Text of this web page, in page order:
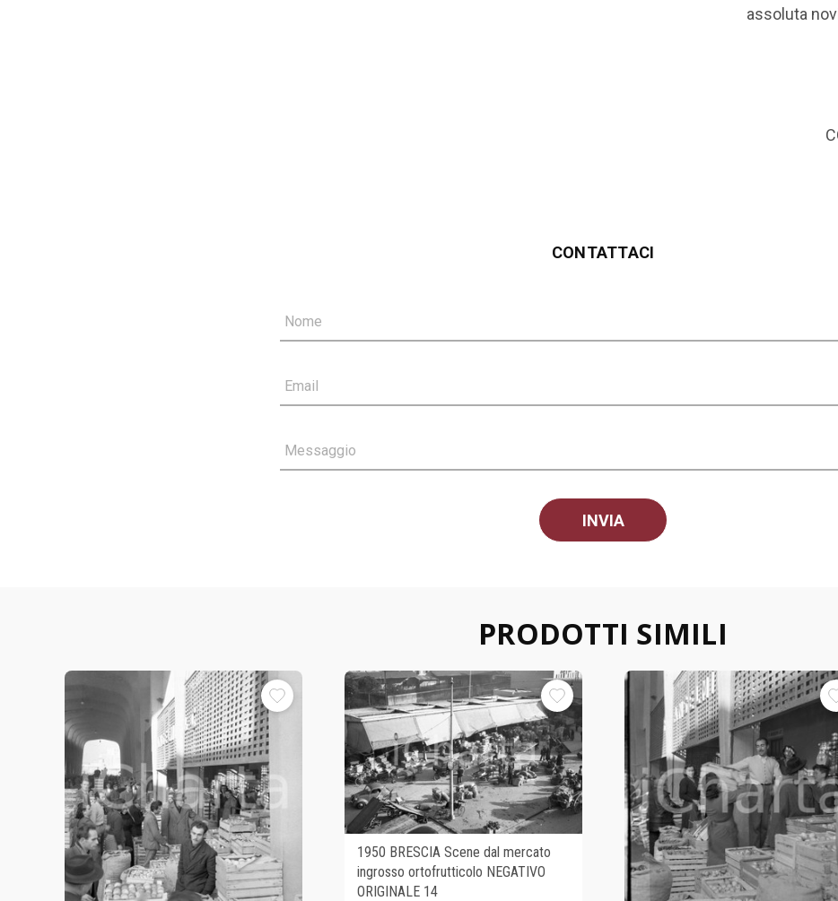
assoluta
CONTATTACI
Nome
Email
Messaggio
PRODOTTI SIMILI
1950 BRESCIA Scene dal mercato
ingrosso ortofrutticolo NEGATIVO
ORIGINALE 14